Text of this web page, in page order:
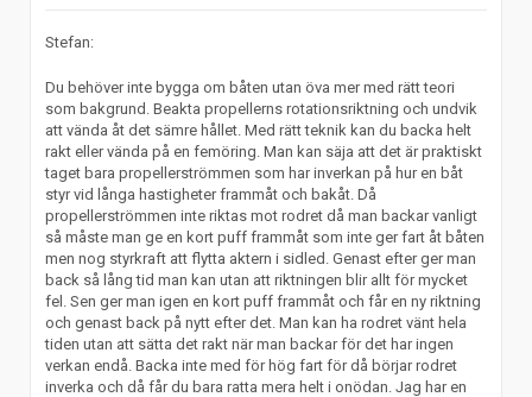
Stefan:
Du behöver inte bygga om båten utan öva mer med rätt teori
som bakgrund. Beakta propellerns rotationsriktning och undvik
att vända åt det sämre hållet. Med rätt teknik kan du backa helt
rakt eller vända på en femöring. Man kan säja att det är praktiskt
taget bara propellerströmmen som har inverkan på hur en båt
styr vid långa hastigheter frammåt och bakåt. Då
propellerströmmen inte riktas mot rodret då man backar vanligt
så måste man ge en kort puff frammåt som inte ger fart åt båten
men nog styrkraft att flytta aktern i sidled. Genast efter ger man
back så lång tid man kan utan att riktningen blir allt för mycket
fel. Sen ger man igen en kort puff frammåt och får en ny riktning
och genast back på nytt efter det. Man kan ha rodret vänt hela
tiden utan att sätta det rakt när man backar för det har ingen
verkan endå. Backa inte med för hög fart för då börjar rodret
inverka och då får du bara ratta mera helt i onödan. Jag har en